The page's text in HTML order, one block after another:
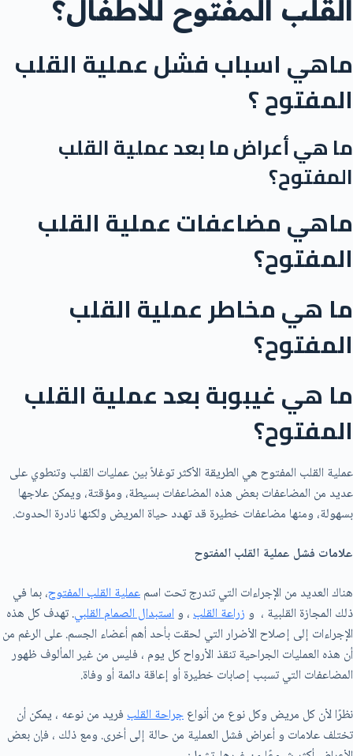
القلب المفتوح للاطفال؟
ماهي اسباب فشل عملية القلب
المفتوح ؟
ما هي أعراض ما بعد عملية القلب
المفتوح؟
ماهي مضاعفات عملية القلب
المفتوح؟
ما هي مخاطر عملية القلب
المفتوح؟
ما هي غيبوبة بعد عملية القلب
المفتوح؟
عملية القلب المفتوح هي الطريقة الأكثر توغلاً بين عمليات القلب وتنطوي علی
عديد من المضاعفات بعض هذه المضاعفات بسيطة، ومؤقتة، ويمكن علاجها
بسهولة، ومنها مضاعفات خطيرة قد تهدد حياة المريض ولكنها نادرة الحدوث.
علامات فشل عملية القلب المفتوح
هناك العديد من الإجراءات التي تندرج تحت اسمعملية القلب المفتوح، بما في
ذلك المجازة القلبية ، و زراعة القلب، واستبدال الصمام القلبي. تهدف كل هذه
الإجراءات إلى إصلاح الأضرار التي لحقت بأحد أهم أعضاء الجسم. على الرغم من
أن هذه العمليات الجراحية تنقذ الأرواح كل يوم ، فليس من غير المألوف ظهور
المضاعفات التي تسبب إصابات خطيرة أو إعاقة دائمة أو وفاة.
نظرًا لأن كل مريض وكل نوع من أنواعجراحة القلبفريد من نوعه ، يمكن أن
تختلف علامات و أعراض فشل العملية من حالة إلى أخرى. ومع ذلك ، فإن بعض